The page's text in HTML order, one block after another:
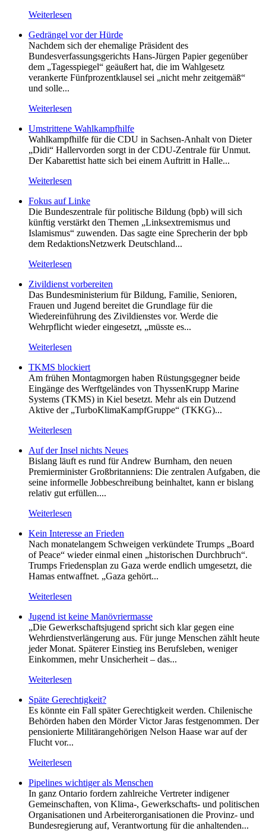
Weiterlesen
Gedrängel vor der Hürde
Nachdem sich der ehemalige Präsident des
Bundesverfassungsgerichts Hans-Jürgen Papier gegenüber
dem „Tagesspiegel“ geäußert hat, die im Wahlgesetz
verankerte Fünfprozentklausel sei „nicht mehr zeitgemäß“
und solle...
Weiterlesen
Umstrittene Wahlkampfhilfe
Wahlkampfhilfe für die CDU in Sachsen-Anhalt von Dieter
„Didi“ Hallervorden sorgt in der CDU-Zentrale für Unmut.
Der Kabarettist hatte sich bei einem Auftritt in Halle...
Weiterlesen
Fokus auf Linke
Die Bundeszentrale für politische Bildung (bpb) will sich
künftig verstärkt den Themen „Linksextremismus und
Islamismus“ zuwenden. Das sagte eine Sprecherin der bpb
dem RedaktionsNetzwerk Deutschland...
Weiterlesen
Zivildienst vorbereiten
Das Bundesministerium für Bildung, Familie, Senioren,
Frauen und Jugend bereitet die Grundlage für die
Wiedereinführung des Zivildienstes vor. Werde die
Wehrpflicht wieder eingesetzt, „müsste es...
Weiterlesen
TKMS blockiert
Am frühen Montagmorgen haben Rüstungsgegner beide
Eingänge des Werftgeländes von ThyssenKrupp Marine
Systems (TKMS) in Kiel besetzt. Mehr als ein Dutzend
Aktive der „TurboKlimaKampfGruppe“ (TKKG)...
Weiterlesen
Auf der Insel nichts Neues
Bislang läuft es rund für Andrew Burnham, den neuen
Premierminister Großbritanniens: Die zentralen Aufgaben, die
seine informelle Jobbeschreibung beinhaltet, kann er bislang
relativ gut erfüllen....
Weiterlesen
Kein Inte­resse an Frieden
Nach monatelangem Schweigen verkündete Trumps „Board
of Peace“ wieder einmal einen „historischen Durchbruch“.
Trumps Friedensplan zu Gaza werde endlich umgesetzt, die
Hamas entwaffnet. „Gaza gehört...
Weiterlesen
Jugend ist keine Manövriermasse
„Die Gewerkschaftsjugend spricht sich klar gegen eine
Wehrdienstverlängerung aus. Für junge Menschen zählt heute
jeder Monat. Späterer Einstieg ins Berufsleben, weniger
Einkommen, mehr Unsicherheit – das...
Weiterlesen
Späte Gerechtigkeit?
Es könnte ein Fall später Gerechtigkeit werden. Chilenische
Behörden haben den Mörder Victor Jaras festgenommen. Der
pensionierte Militärangehörigen Nelson Haase war auf der
Flucht vor...
Weiterlesen
Pipelines wichtiger als Menschen
In ganz Ontario fordern zahlreiche Vertreter indigener
Gemeinschaften, von Klima-, Gewerkschafts- und politischen
Organisationen und Arbeiterorganisationen die Provinz- und
Bundesregierung auf, Verantwortung für die anhaltenden...